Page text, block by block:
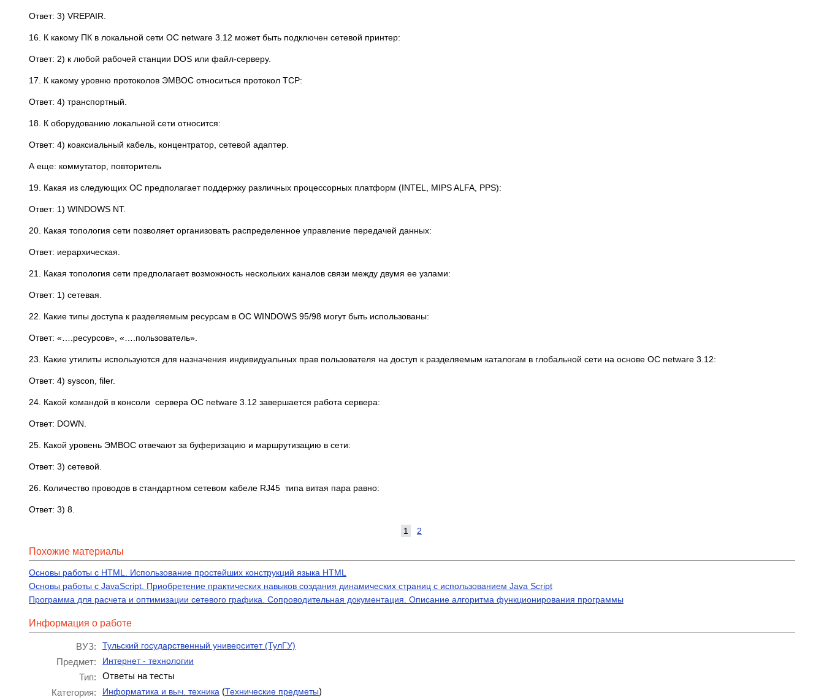
Ответ: 3) VREPAIR.
16. К какому ПК в локальной сети ОС netware 3.12 может быть подключен сетевой принтер:
Ответ: 2) к любой рабочей станции DOS или файл-серверу.
17. К какому уровню протоколов ЭМВОС относиться протокол TCP:
Ответ: 4) транспортный.
18. К оборудованию локальной сети относится:
Ответ: 4) коаксиальный кабель, концентратор, сетевой адаптер.
А еще: коммутатор, повторитель
19. Какая из следующих ОС предполагает поддержку различных процессорных платформ (INTEL, MIPS ALFA, PPS):
Ответ: 1) WINDOWS NT.
20. Какая топология сети позволяет организовать распределенное управление передачей данных:
Ответ: иерархическая.
21. Какая топология сети предполагает возможность нескольких каналов связи между двумя ее узлами:
Ответ: 1) сетевая.
22. Какие типы доступа к разделяемым ресурсам в ОС WINDOWS 95/98 могут быть использованы:
Ответ: «….ресурсов», «….пользователь».
23. Какие утилиты используются для назначения индивидуальных прав пользователя на доступ к разделяемым каталогам в глобальной сети на основе ОС netware 3.12:
Ответ: 4) syscon, filer.
24. Какой командой в консоли сервера ОС netware 3.12 завершается работа сервера:
Ответ: DOWN.
25. Какой уровень ЭМВОС отвечают за буферизацию и маршрутизацию в сети:
Ответ: 3) сетевой.
26. Количество проводов в стандартном сетевом кабеле RJ45 типа витая пара равно:
Ответ: 3) 8.
1 2
Похожие материалы
Основы работы с HTML. Использование простейших конструкций языка HTML
Основы работы с JavaScript. Приобретение практических навыков создания динамических страниц с использованием Java Script
Программа для расчета и оптимизации сетевого графика. Сопроводительная документация. Описание алгоритма функционирования программы
Информация о работе
ВУЗ: Тульский государственный университет (ТулГУ)
Предмет: Интернет - технологии
Тип:
Ответы на тесты
Категория:
Информатика и выч. техника (Технические предметы)